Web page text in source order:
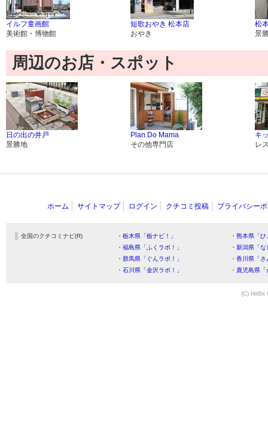
イルフ童画館
美術館・博物館
短歌おやき 松本店
おやき
松
景
周辺のお店・スポット
日の出の井戸
景勝地
Plan Do Mama
その他専門店
キ
レ
ホーム サイトマップ ログイン クチコミ投稿 プライバシー
全国のクチコミナビ(R) ・栃木県「栃ナビ！」
・熊本県「
・福島県「ふくラボ！」
・新潟県「
・群馬県「ぐんラボ！」
・香川県「
・石川県「金沢ラボ！」
・鹿児島県
(C) HitBit